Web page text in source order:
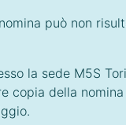
può non
la sede M5S
copia della